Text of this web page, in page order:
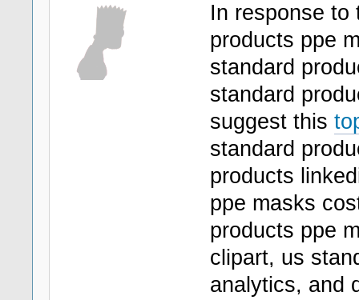
In response to
products ppe
standard
standard
suggest this
standard
products
ppe masks
products ppe
clipart, us
analytics, and